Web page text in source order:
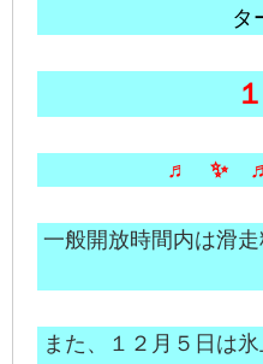
タ
♬ ✨ ♬
一般開放時間内は滑
また、
１２月５日は